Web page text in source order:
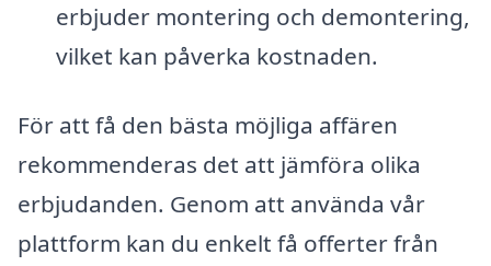
erbjuder montering och demontering,
vilket kan påverka kostnaden.
För att få den bästa möjliga affären
rekommenderas det att jämföra olika
erbjudanden. Genom att använda vår
plattform kan du enkelt få offerter från